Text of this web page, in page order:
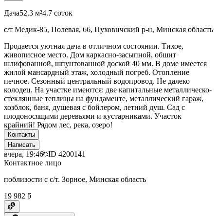
Дача52.3 м²4.7 соток
с/т Медик-85, Полевая, 66, Пуховичский р-н, Минская область
Продается уютная дача в отличном состоянии. Тихое,
живописное место. Дом каркасно-засыпной, обшит
шлифованной, шпунтованной доской 40 мм. В доме имеется
жилой мансардный этаж, холодный погреб. Отопление
печное. Сезонный центральный водопровод. Не далеко
колодец. На участке имеются: две капитальные металлическо-
стеклянные теплицы на фундаменте, металлический гараж,
хозблок, баня, душевая с бойлером, летний душ. Сад с
плодоносящими деревьями и кустарниками. Участок
крайний! Рядом лес, река, озеро!
Контакты
Написать
вчера, 19:46 ID 4200141
Контактное лицо
поблизости с с/т. Зорное, Минская область
19 982 ƃ